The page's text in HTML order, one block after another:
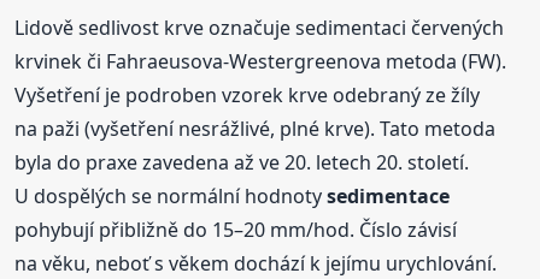
Lidově sedlivost krve označuje sedimentaci červených
krvinek či Fahraeusova-Westergreenova metoda (FW).
Vyšetření je podroben vzorek krve odebraný ze žíly
na paži (vyšetření nesrážlivé, plné krve). Tato metoda
byla do praxe zavedena až ve 20. letech 20. století.
U dospělých se normální hodnotysedimentace
pohybují přibližně do 15–20 mm/hod. Číslo závisí
na věku, neboť s věkem dochází k jejímu urychlování.